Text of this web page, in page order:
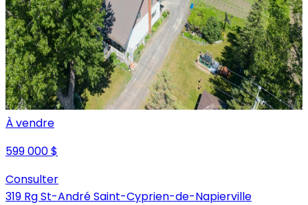
À vendre
599 000 $
Consulter
319 Rg St-André Saint-Cyprien-de-Napierville